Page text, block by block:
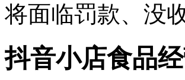
将面临罚款、没
抖音小店食品